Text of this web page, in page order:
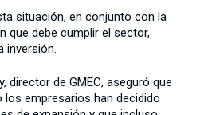
situación, en conjunto con la
que debe cumplir el sector,
inversión.
director de GMEC, aseguró que
empresarios han decidido